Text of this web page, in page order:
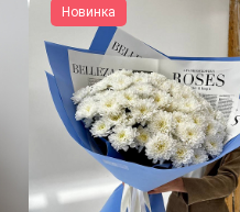
Новинка